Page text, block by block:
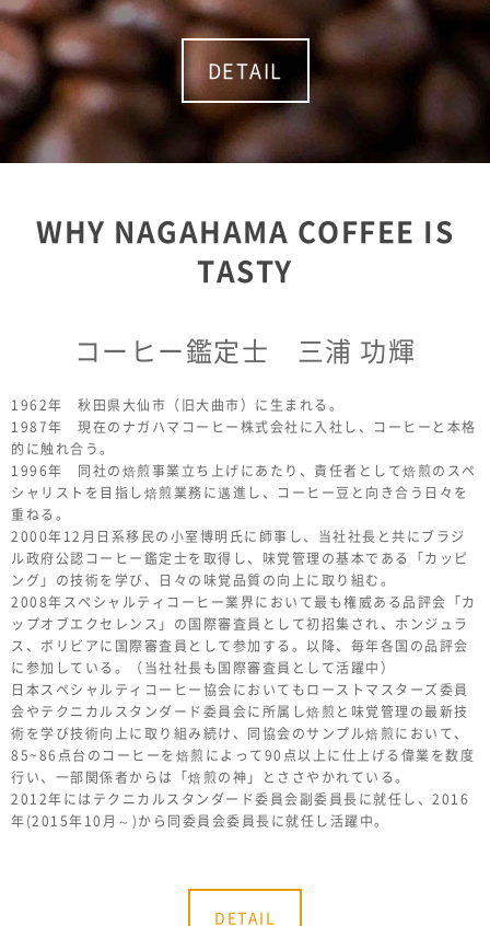
DETAIL
WHY NAGAHAMA COFFEE IS
TASTY
コーヒー鑑定士 三浦 功輝
1962年 秋田県大仙市（旧大曲市）に生まれる。
1987年 現在のナガハマコーヒー株式会社に入社し、コーヒーと本格
的に触れ合う。
1996年 同社の焙煎事業立ち上げにあたり、責任者として焙煎のスペ
シャリストを目指し焙煎業務に邁進し、コーヒー豆と向き合う日々を
重ねる。
2000年12月日系移民の小室博明氏に師事し、当社社長と共にブラジ
ル政府公認コーヒー鑑定士を取得し、味覚管理の基本である「カッピ
ング」の技術を学び、日々の味覚品質の向上に取り組む。
2008年スペシャルティコーヒー業界において最も権威ある品評会「カ
ップオブエクセレンス」の国際審査員として初招集され、ホンジュラ
ス、ボリビアに国際審査員として参加する。以降、毎年各国の品評会
に参加している。（当社社長も国際審査員として活躍中）
日本スペシャルティコーヒー協会においてもローストマスターズ委員
会やテクニカルスタンダード委員会に所属し焙煎と味覚管理の最新技
術を学び技術向上に取り組み続け、同協会のサンプル焙煎において、
85~86点台のコーヒーを焙煎によって90点以上に仕上げる偉業を数度
行い、一部関係者からは「焙煎の神」とささやかれている。
2012年にはテクニカルスタンダード委員会副委員長に就任し、2016
年(2015年10月～)から同委員会委員長に就任し活躍中。
DETAIL